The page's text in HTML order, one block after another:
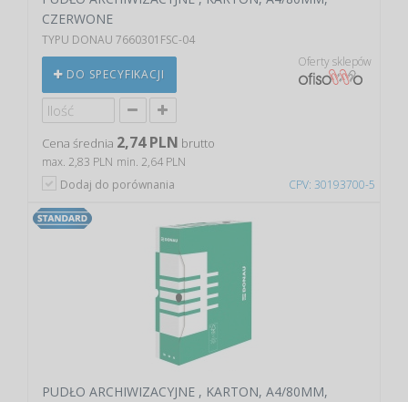
CPV: 30193700-5
CZERWONE
TYPU DONAU 7660301FSC-04
DO SPECYFIKACJI
Oferty sklepów
Cena średnia 2,74 PLN brutto
max. 2,83 PLN min. 2,64 PLN
Dodaj do porównania
PUDŁO ARCHIWIZACYJNE , KARTON, A4/80MM,